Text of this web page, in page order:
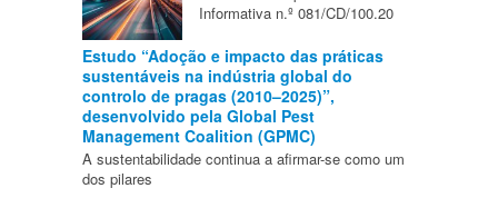
Informativa n.º 081/CD/100.20
Estudo “Adoção e impacto das práticas
sustentáveis na indústria global do
controlo de pragas (2010–2025)”,
desenvolvido pela Global Pest
Management Coalition (GPMC)
A sustentabilidade continua a afirmar-se como um
dos pilares